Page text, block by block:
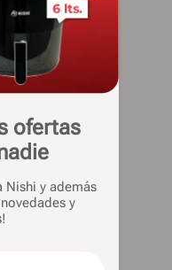
ofertas
Nishi y además
y